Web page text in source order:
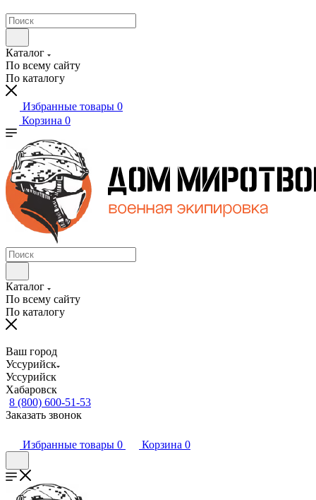
Каталог
По всему сайту
По каталогу
Избранные товары 0
Корзина 0
Каталог
По всему сайту
По каталогу
Ваш город
Уссурийск
Уссурийск
Хабаровск
8 (800) 600-51-53
Заказать звонок
Избранные товары 0 Корзина 0